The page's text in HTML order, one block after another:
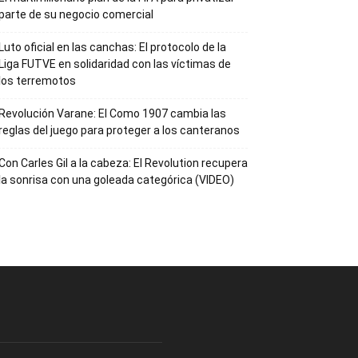
de su negocio comercial
Luto oficial en las canchas: El protocolo de la
Liga FUTVE en solidaridad con las víctimas de
los terremotos
Revolución Varane: El Como 1907 cambia las
del juego para proteger a los canteranos
Carles Gil a la cabeza: El Revolution recupera
la sonrisa con una goleada categórica (VIDEO)